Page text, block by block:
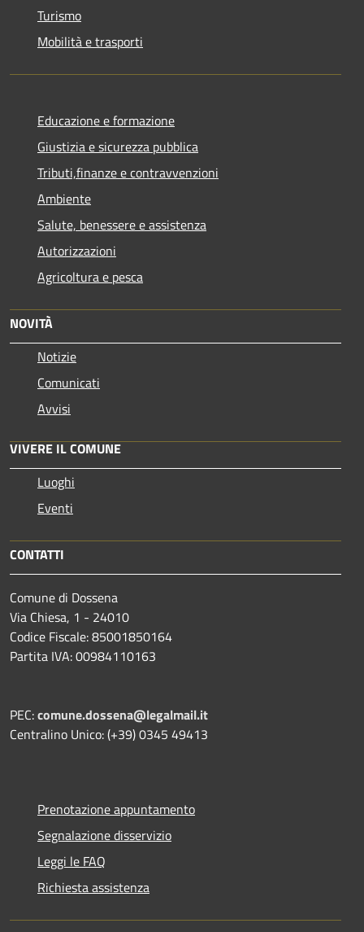
Turismo
Mobilità e trasporti
Educazione e formazione
Giustizia e sicurezza pubblica
Tributi,finanze e contravvenzioni
Ambiente
Salute, benessere e assistenza
Autorizzazioni
Agricoltura e pesca
NOVITÀ
Notizie
Comunicati
Avvisi
VIVERE IL COMUNE
Luoghi
Eventi
CONTATTI
Comune di Dossena
Via Chiesa, 1 - 24010
Codice Fiscale: 85001850164
Partita IVA: 00984110163
PEC:comune.dossena@legalmail.it
Centralino Unico: (+39) 0345 49413
Prenotazione appuntamento
Segnalazione disservizio
Leggi le FAQ
Richiesta assistenza